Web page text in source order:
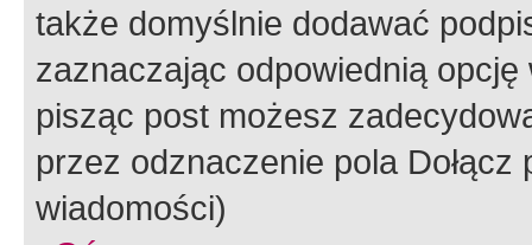
także domyślnie dodawać
zaznaczając odpowiednią
pisząc post możesz
przez odznaczenie pola
wiadomości)